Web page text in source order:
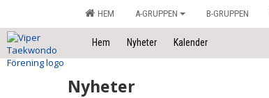
HEM A-GRUPPEN B-GRUPPEN
Hem Nyheter Kalender
Nyheter